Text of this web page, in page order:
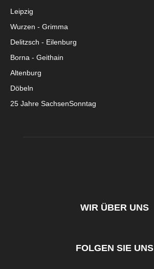
Leipzig
Wurzen - Grimma
Delitzsch - Eilenburg
Borna - Geithain
Altenburg
Döbeln
25 Jahre SachsenSonntag
WIR ÜBER UNS
FOLGEN SIE UNS